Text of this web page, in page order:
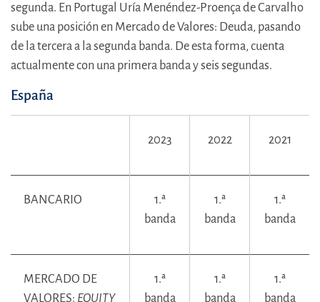
segunda. En Portugal Uría Menéndez-Proença de Carvalho
sube una posición en Mercado de Valores: Deuda, pasando
de la tercera a la segunda banda. De esta forma, cuenta
actualmente con una primera banda y seis segundas.
España
2023 2022 2021
BANCARIO
1.ª
banda
1.ª
banda
1.ª
banda
MERCADO DE
VALORES: EQUITY
1.ª
banda
1.ª
banda
1.ª
banda